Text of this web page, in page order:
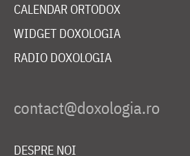
CALENDAR ORTODOX
WIDGET DOXOLOGIA
RADIO DOXOLOGIA
DESPRE NOI